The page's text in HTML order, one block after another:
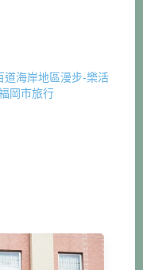
道海岸地區漫步-樂活
岡市旅行